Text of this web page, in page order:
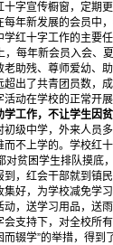
宣传橱窗，定期更
年新发展的会员中
红十字工作的主要
每年新会员入会、
助残、尊师爱幼、
出了共青团员数，
动在学校的正常开展
工作，不让学生因
中学，外来人员多
不上学的。学校红
对贫困学生排队摸底
，红会干部就到镇
好，为学校减免学
，送学习用品，送
支持下，对全校所
而辍学”的举措，得